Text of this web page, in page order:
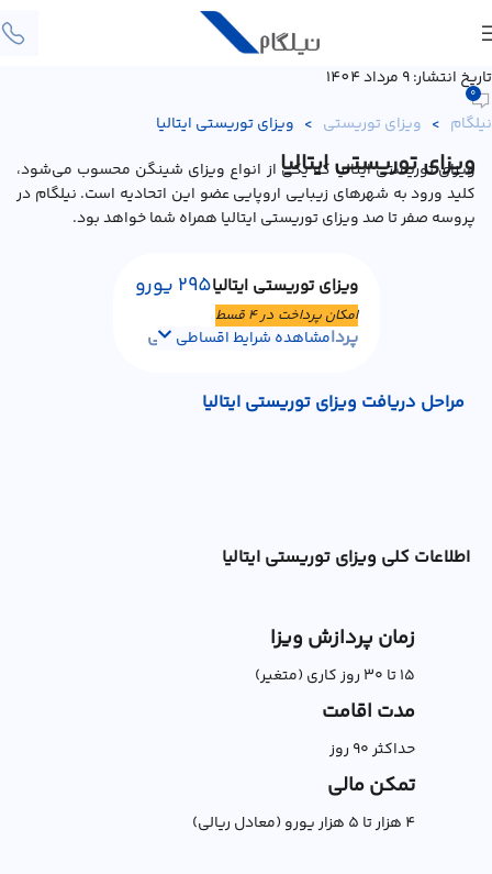
تاریخ انتشار: 9 مرداد 1404
0
نیلگام > ویزای توریستی > ویزای توریستی ایتالیا
ویزای توریستی ایتالیا
ویزای توریستی ایتالیا که یکی از انواع ویزای شینگن محسوب می‌شود،
کلید ورود به شهرهای زیبایی اروپایی عضو این اتحادیه است. نیلگام در
پروسه صفر تا صد ویزای توریستی ایتالیا همراه شما خواهد بود.
ویزای توریستی ایتالیا295 یورو
امکان پرداخت در ۴ قسط
پرداخت در ۴ قسط با اسنپ پی
مشاهده شرایط اقساطی
مراحل دریافت ویزای توریستی ایتالیا
اطلاعات کلی ویزای توریستی ایتالیا
زمان پردازش ویزا
۱۵ تا ۳۰ روز کاری (متغیر)
مدت اقامت
حداکثر ۹۰ روز
تمکن مالی
4 هزار تا 5 هزار یورو (معادل ریالی)